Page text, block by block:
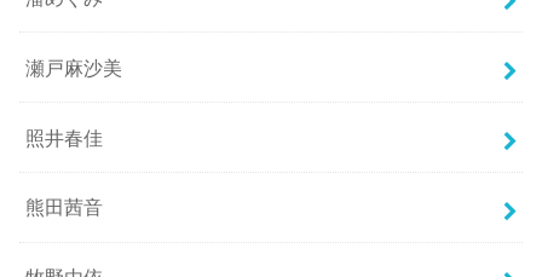
瀬戸麻沙美
照井春佳
熊田茜音